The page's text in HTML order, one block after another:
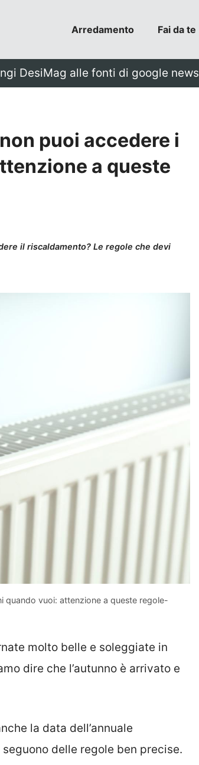
Arredamento Fai da te
DesiMag alle fonti di google news
puoi accedere i
a queste
il riscaldamento? Le regole che devi
quando vuoi: attenzione a queste regole-
molto belle e soleggiate in
dire che l’autunno è arrivato e
la data dell’annuale
delle regole ben precise.